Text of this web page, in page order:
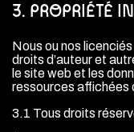
3. PROPRIÉTÉ
Nous ou nos
droits d’auteur et
le site web et les
ressources affichées
3.1 Tous droits